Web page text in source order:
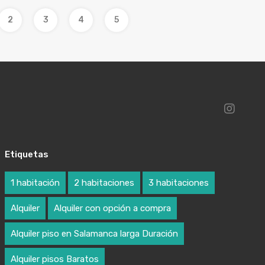
2 3 4 5
Etiquetas
1 habitación 2 habitaciones 3 habitaciones
Alquiler Alquiler con opción a compra
Alquiler piso en Salamanca larga Duración
Alquiler pisos Baratos